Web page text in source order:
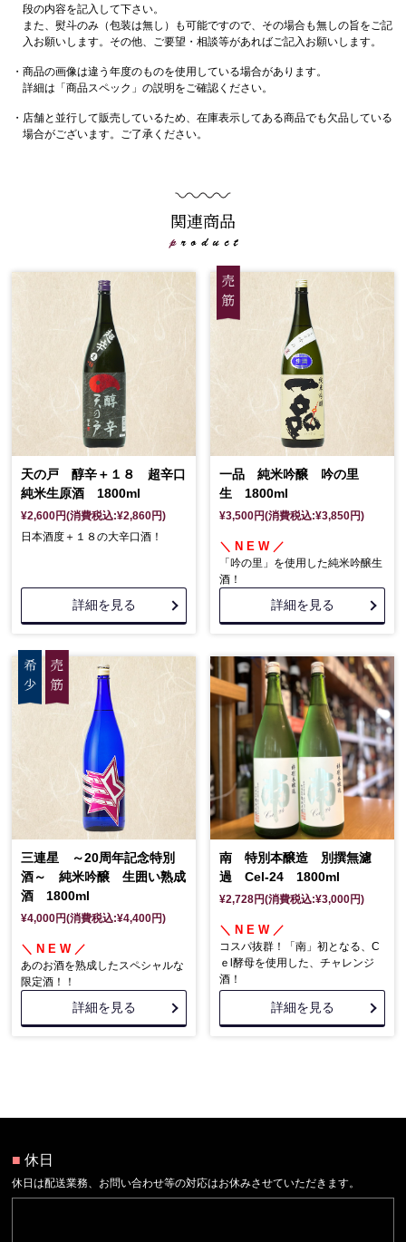
段の内容を記入して下さい。
また、熨斗のみ（包装は無し）も可能ですので、その場合も無しの旨をご記
入お願いします。その他、ご要望・相談等があればご記入お願いします。
・商品の画像は違う年度のものを使用している場合があります。
詳細は「商品スペック」の説明をご確認ください。
・店舗と並行して販売しているため、在庫表示してある商品でも欠品している
場合がございます。ご了承ください。
関連商品
天の戸 醇辛＋１８ 超辛口
純米生原酒 1800ml
¥2,600円(消費税込:¥2,860円)
日本酒度＋１８の大辛口酒！
詳細を見る
一品 純米吟醸 吟の里
生 1800ml
¥3,500円(消費税込:¥3,850円)
＼ N E W ／
「吟の里」を使用した純米吟醸生
酒！
詳細を見る
三連星 ～20周年記念特別
酒～ 純米吟醸 生囲い熟成
酒 1800ml
¥4,000円(消費税込:¥4,400円)
＼ N E W ／
あのお酒を熟成したスペシャルな
限定酒！！
詳細を見る
南 特別本醸造 別撰無濾
過 Cel-24 1800ml
¥2,728円(消費税込:¥3,000円)
＼ N E W ／
コスパ抜群！「南」初となる、C
ｅl酵母を使用した、チャレンジ
酒！
詳細を見る
■ 休日
休日は配送業務、お問い合わせ等の対応はお休みさせていただきます。